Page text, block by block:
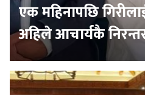
एक महिनापछि
अहिले आचार्यकै